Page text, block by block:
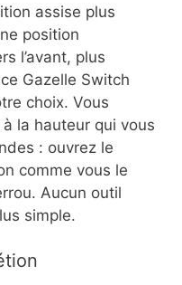
assise plus
position
l’avant, plus
Gazelle Switch
choix. Vous
la hauteur qui vous
: ouvrez le
comme vous le
Aucun outil
simple.